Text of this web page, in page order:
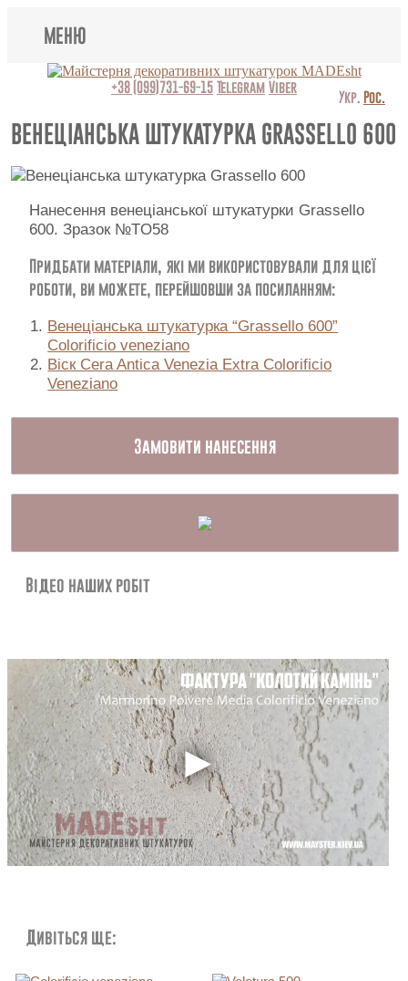
МЕНЮ
Lincrusta
Види штукатурок
Поклейка шпалер
Картини
Відео
Питання-відповідь
Про нас
Контакти
+38 (099)731-69-15TelegramViber
ВЕНЕЦІАНСЬКА ШТУКАТУРКА GRASSELLO 600
Нанесення венеціанської штукатурки Grassello
600. Зразок №TO58
Придбати матеріали, які ми використовували для цієї
роботи, ви можете, перейшовши за посиланням:
Венеціанська штукатурка “Grassello 600”
Colorificio veneziano
Віск Cera Antica Venezia Extra Colorificio
Veneziano
Замовити нанесення
Відео наших робіт
Дивіться ще:
Укр. Рос.